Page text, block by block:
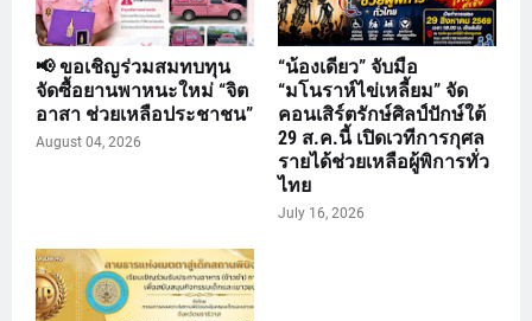
📢 ขอเชิญร่วมสมทบทุน
จัดซื้อยานพาหนะใหม่ “จิต
อาสา ช่วยเหลือประชาชน”
August 04, 2026
“น้องเดียว” จับมือ
“มโนราห์ไข่เหลี้ยม” จัด
คอนเสิร์ตรักษ์ศิลป์ปักษ์ใต้
29 ส.ค.นี้ เปิดเวทีการกุศล
รายได้ช่วยเหลือผู้พิการทั่ว
ไทย
July 16, 2026